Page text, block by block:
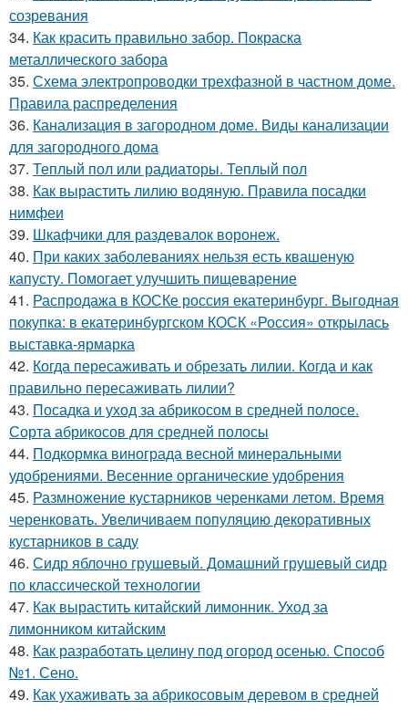
созревания
34. Как красить правильно забор. Покраска
металлического забора
35. Схема электропроводки трехфазной в частном доме.
Правила распределения
36. Канализация в загородном доме. Виды канализации
для загородного дома
37. Теплый пол или радиаторы. Теплый пол
38. Как вырастить лилию водяную. Правила посадки
нимфеи
39. Шкафчики для раздевалок воронеж.
40. При каких заболеваниях нельзя есть квашеную
капусту. Помогает улучшить пищеварение
41. Распродажа в КОСКе россия екатеринбург. Выгодная
покупка: в екатеринбургском КОСК «Россия» открылась
выставка-ярмарка
42. Когда пересаживать и обрезать лилии. Когда и как
правильно пересаживать лилии?
43. Посадка и уход за абрикосом в средней полосе.
Сорта абрикосов для средней полосы
44. Подкормка винограда весной минеральными
удобрениями. Весенние органические удобрения
45. Размножение кустарников черенками летом. Время
черенковать. Увеличиваем популяцию декоративных
кустарников в саду
46. Сидр яблочно грушевый. Домашний грушевый сидр
по классической технологии
47. Как вырастить китайский лимонник. Уход за
лимонником китайским
48. Как разработать целину под огород осенью. Способ
№1. Сено.
49. Как ухаживать за абрикосовым деревом в средней